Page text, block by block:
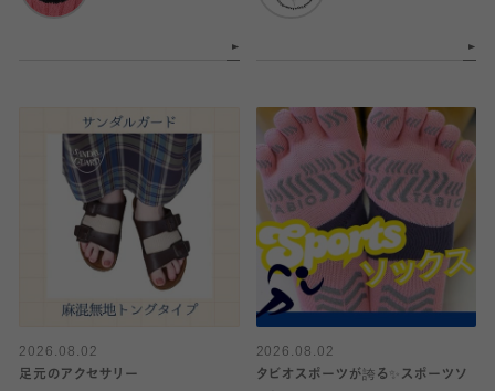
2026.08.02
足元のアクセサリー
2026.08.02
タビオスポーツが誇る✨スポーツソ